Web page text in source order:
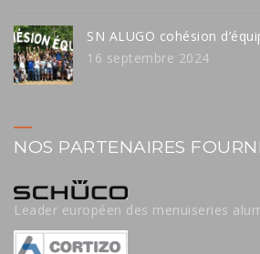
SN ALUGO cohésion
16 septembre 2024
NOS PARTENAIRES
Leader européen des menuiseries